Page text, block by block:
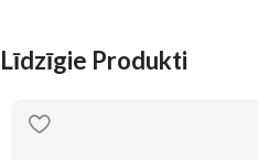
Līdzīgie Produkti